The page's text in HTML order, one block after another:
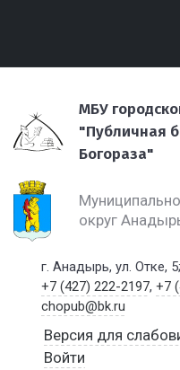
МБУ
"Публичная
Богораза"
округ
г. Анадырь, ул. Отке,
+7 (427) 222-2197,+7
chopub@bk.ru
Версия для
Войти